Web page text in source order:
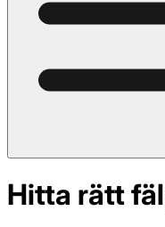
Hitta rätt